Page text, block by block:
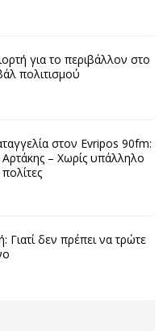
για το περιβάλλον στο
πολιτισμού
στον Evripos 90fm:
– Χωρίς υπάλληλο
Γιατί δεν πρέπει να τρώτε